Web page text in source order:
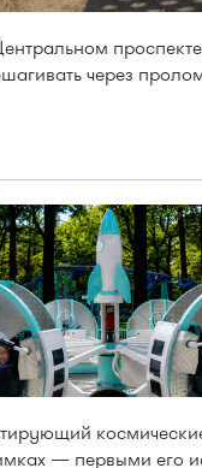
через
— первыми его